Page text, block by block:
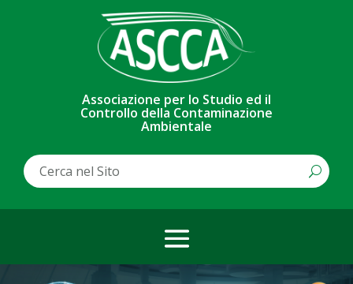
Associazione per lo Studio ed il
Controllo della Contaminazione
Ambientale